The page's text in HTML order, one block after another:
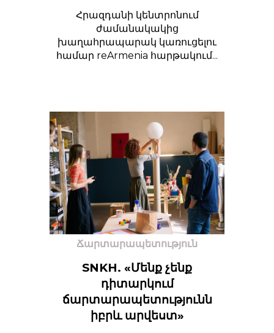
Հրազդանի կենտրոնում
ժամանակակից
խաղահրապարակ կառուցելու
համար reArmenia հարթակում...
Ճարտարապետություն
SNKH. «Մենք չենք
դիտարկում
ճարտարապետությունն
իբրև արվեստ»